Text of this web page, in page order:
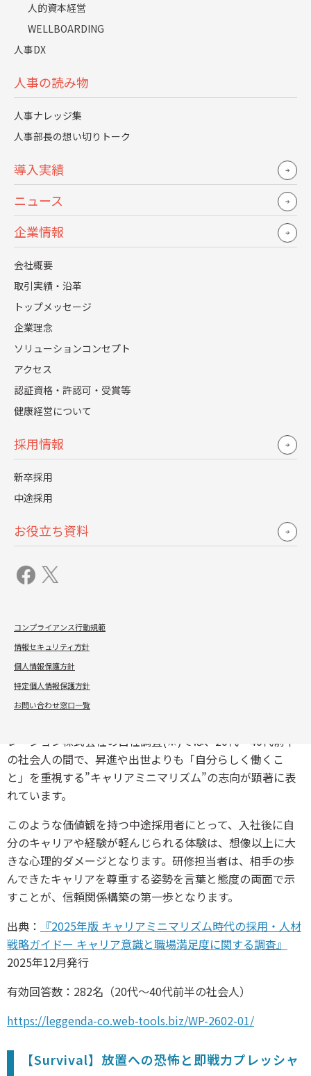
人的資本経営
WELLBOARDING
人事DX
人事の読み物
人事ナレッジ集
人事部長の想い切りトーク
導入実績
ニュース
企業情報
会社概要
取引実績・沿革
トップメッセージ
企業理念
ソリューションコンセプト
アクセス
認証資格・許認可・受賞等
健康経営について
採用情報
新卒採用
中途採用
お役立ち資料
コンプライアンス行動規範
情報セキュリティ方針
個人情報保護方針
特定個人情報保護方針
お問い合わせ窓口一覧
裏を返せば、研修なしで「現場で覚えてください」という
放任スタンスは、成長意欲の高い人材ほど早期に見切りを
つける要因となり得ます。中途採用研修を単なる「教育」
ムとして再設計することが、優秀人材を引き留めるための
必要条件です。
出典：『2025年版 キャリアミニマリズム時代の採用・人材
有効回答数：282名（20代〜40代前半の社会人）
https://leggenda-co.web-tools.biz/WP-2602-01/
中途採用者が抱える3つの隠れた
心理的壁とは
多くの企業が見落としがちなのが、中途社員が内面で抱え
る悩みやプレッシャーです。
表面的なスキル研修だけでは解決できない隠れたインテン
トを理解し、適切に対処することが真の定着支援につなが
ここでは、中途採用者が直面する3つの心理的壁について詳
しく説明します。
中途社員は過去の経験やスキルに誇りを持って入社してき
ます。
特にマネジメント経験者や専門職は、この傾向が顕著で
する姿勢が求められます。
中途採用者がキャリアの尊厳を重要視する背景には、近年
レーション株式会社の自社調査(※)では、20代〜40代前半
の社会人の間で、昇進や出世よりも「自分らしく働くこ
と」を重視する”キャリアミニマリズム”の志向が顕著に表
れています。
このような価値観を持つ中途採用者にとって、入社後に自
分のキャリアや経験が軽んじられる体験は、想像以上に大
きな心理的ダメージとなります。研修担当者は、相手の歩
んできたキャリアを尊重する姿勢を言葉と態度の両面で示
すことが、信頼関係構築の第一歩となります。
出典：
『2025年版 キャリアミニマリズム時代の採用・人材
戦略ガイドー キャリア意識と職場満足度に関する調査』
2025年12月発行
有効回答数：282名（20代〜40代前半の社会人）
https://leggenda-co.web-tools.biz/WP-2602-01/
【Survival】放置への恐怖と即戦力プレッシャ